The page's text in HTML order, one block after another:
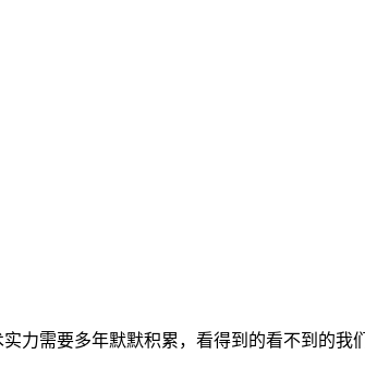
力需要多年默默积累，看得到的看不到的我